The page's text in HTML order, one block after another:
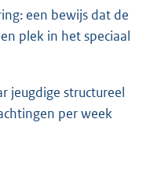
een bewijs dat de
plek in het speciaal
jeugdige structureel
per week